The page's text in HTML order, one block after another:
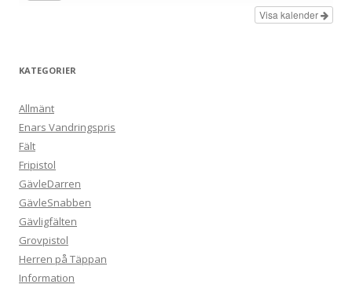
Visa kalender
KATEGORIER
Allmänt
Enars Vandringspris
Fält
Fripistol
GävleDarren
GävleSnabben
Gävligfälten
Grovpistol
Herren på Täppan
Information